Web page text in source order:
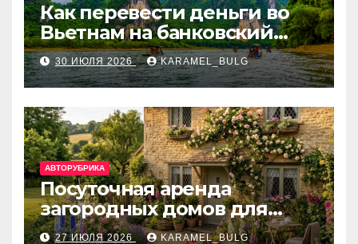
Как перевести деньги во
Вьетнам на банковский
счёт: VietcomBank, BIDV,
Techcombank и другие
банки
30 ИЮЛЯ 2026 KARAMEL_BULG
АВТОРУБРИКА
Посуточная аренда
загородных домов для
отдыха
27 ИЮЛЯ 2026 KARAMEL_BULG